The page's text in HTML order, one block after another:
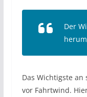
Der
Das Wichtigste
vor Fahrtwind.